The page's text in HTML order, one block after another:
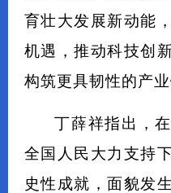
育壮大发展新动能
机遇，推动科技创
构筑更具韧性的产业
丁薛祥指出，
全国人民大力支持
史性成就，面貌发